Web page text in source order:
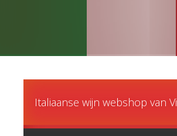
Italiaanse wijn webshop van